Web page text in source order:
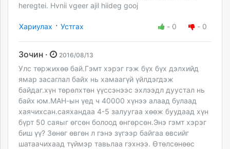
heregtei. Hvnii vgeer ajil hiideg gooj
Хариулах · Устгах - 0 - 0
Зочин · 2016/08/13
Улс төржихөө бай.Гэмт хэрэг гэж бүх бүх дэлхийд
ямар засаглал байх нь хамаагүй үйлдэгдэж
байдаг.хүн төрөлхтөн үүссэнээс эхлээдл дуустал нь
байх юм.МАН-ын үед ч 40000 хүнээ алаад булаад
хаячихсан.саяхандаа 4-5 залуугаа хөөж буудаад хүн
бүрт 50 саяыг өгсөн болоод өнгөрсөн.Энэ гэмт хэрэг
биш үү? Зөнөг өвгөн л гэнэ зүгээр байгаа өвсийг
шатаачихаад түймэр тавьлаа гэхнээ. Өтөлсөнөөс